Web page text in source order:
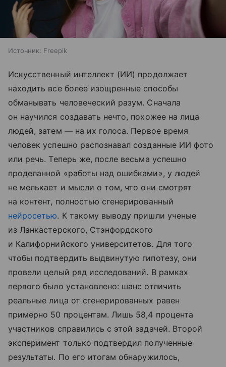
Источник: Freepik
Искусственный интеллект (ИИ) продолжает
находить все более изощренные способы
обманывать человеческий разум. Сначала
он научился создавать нечто, похожее на лица
людей, затем — на их голоса. Первое время
человек успешно распознавал созданные ИИ фото
или речь. Теперь же, после весьма успешно
проделанной «работы над ошибками», у людей
не мелькает и мысли о том, что они смотрят
на контент, полностью сгенерированный
нейросетью. К такому выводу пришли ученые
из Ланкастерского, Стэнфордского
и Калифорнийского университетов. Для того
чтобы подтвердить выдвинутую гипотезу, они
провели целый ряд исследований. В рамках
первого было установлено: шанс отличить
реальные лица от сгенерированных равен
примерно 50 процентам. Лишь 58,4 процента
участников справились с этой задачей. Второй
эксперимент только подтвердил полученные
результаты. По его итогам обнаружилось,